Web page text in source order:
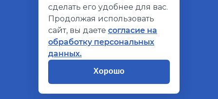
support@socialkompas.ru
© Социальный компас, 2026
Политика конфиденциальности
сделать его удобнее для вас.
Продолжая использовать
сайт, вы даете согласие на
обработку персональных
данных.
Хорошо